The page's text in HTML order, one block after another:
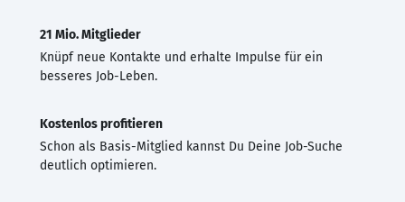
21 Mio. Mitglieder
Knüpf neue Kontakte und erhalte Impulse für ein
besseres Job-Leben.
Kostenlos profitieren
Schon als Basis-Mitglied kannst Du Deine Job-Suche
deutlich optimieren.